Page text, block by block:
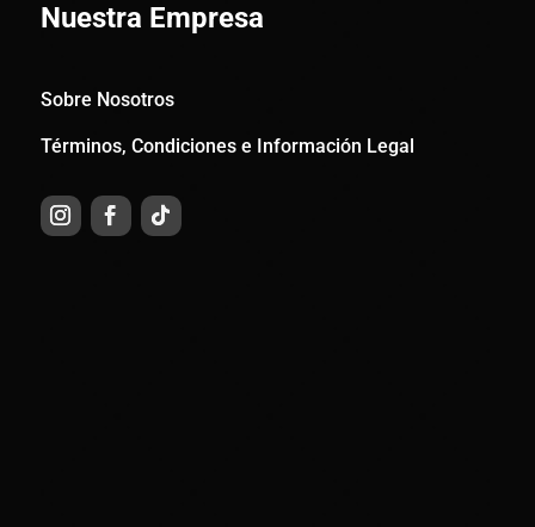
Nuestra Empresa
Sobre Nosotros
Términos, Condiciones e Información Legal